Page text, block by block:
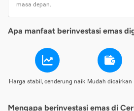
masa depan.
Apa manfaat berinvestasi emas
Harga stabil, cenderung naik Mudah dicairkan
Mengapa berinvestasi emas di